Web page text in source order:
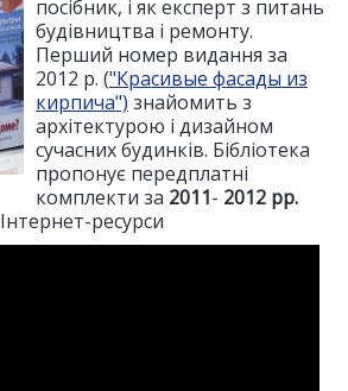
посібник, і як експерт з питань
будівництва і ремонту.
Перший номер видання за
2012 р. ("Красивые фасады из
кирпича") знайомить з
архітектурою і дизайном
сучасних будинків. Бібліотека
пропонує передплатні
комплекти за 2011- 2012 рр.
Інтернет-ресурси